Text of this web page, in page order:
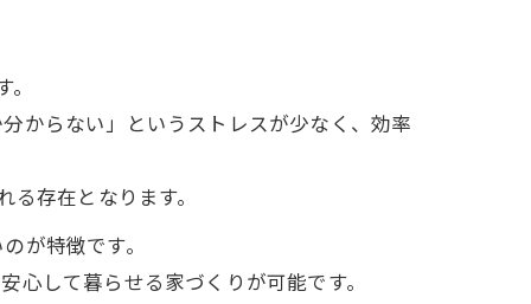
からない」というストレスが少なく、効率
存在となります。
が特徴です。
して暮らせる家づくりが可能です。